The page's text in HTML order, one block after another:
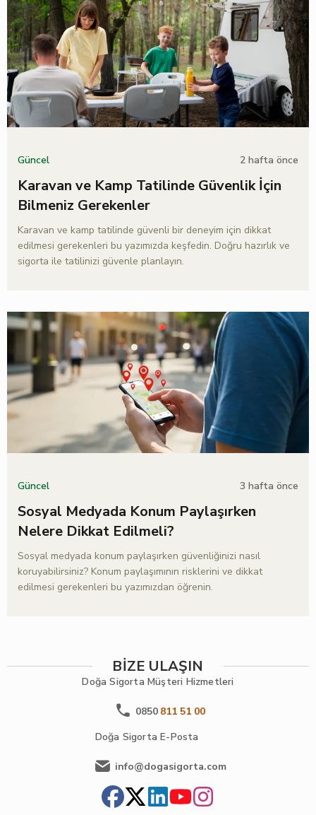
Güncel 2 hafta önce
Karavan ve Kamp Tatilinde Güvenlik İçin
Bilmeniz Gerekenler
Karavan ve kamp tatilinde güvenli bir deneyim için dikkat
edilmesi gerekenleri bu yazımızda keşfedin. Doğru hazırlık ve
sigorta ile tatilinizi güvenle planlayın.
Güncel 3 hafta önce
Sosyal Medyada Konum Paylaşırken
Nelere Dikkat Edilmeli?
Sosyal medyada konum paylaşırken güvenliğinizi nasıl
koruyabilirsiniz? Konum paylaşımının risklerini ve dikkat
edilmesi gerekenleri bu yazımızdan öğrenin.
BİZE ULAŞIN
Doğa Sigorta Müşteri Hizmetleri
0850 811 51 00
Doğa SigortaE-Posta
info@dogasigorta.com